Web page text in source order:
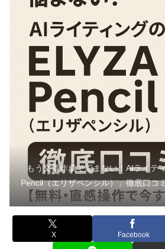
もう文章作成で悩まない！AIライテ
Pencil（エリザペンシル）」徹底口コ
X Facebook